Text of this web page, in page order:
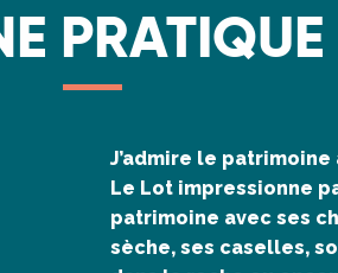
PRATIQUE
J’admire le patrimoine
Le Lot impressionne
patrimoine avec ses
sèche, ses caselles,